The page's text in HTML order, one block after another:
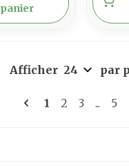
panier
Pages
Vous lisez
1 Page
2 Page
3 ... 5
Afficher par